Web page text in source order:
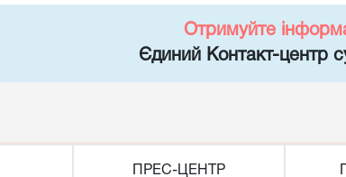
Отримуйте
Єдиний Контакт-центр
ПРЕС-ЦЕНТР